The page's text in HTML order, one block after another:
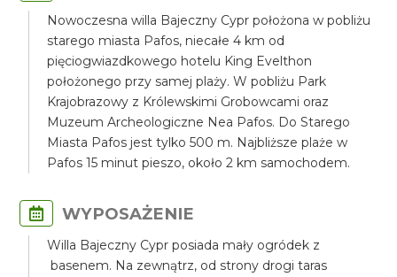
Nowoczesna willa Bajeczny Cypr położona w pobliżu
starego miasta Pafos, niecałe 4 km od
pięciogwiazdkowego hotelu King Evelthon
położonego przy samej plaży. W pobliżu Park
Krajobrazowy z Królewskimi Grobowcami oraz
Muzeum Archeologiczne Nea Pafos. Do Starego
Miasta Pafos jest tylko 500 m. Najbliższe plaże w
Pafos 15 minut pieszo, około 2 km samochodem.
WYPOSAŻENIE
Willa Bajeczny Cypr posiada mały ogródek z
basenem. Na zewnątrz, od strony drogi taras